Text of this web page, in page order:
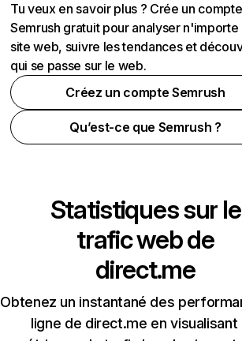
Tu veux en savoir plus ? Crée un compte
Semrush gratuit pour analyser n'importe
site web, suivre les tendances et
qui se passe sur le web.
Créez un compte Semrush
Qu’est-ce que Semrush ?
Statistiques sur le
trafic web de
direct.me
Obtenez un instantané des
ligne de direct.me en visualisant